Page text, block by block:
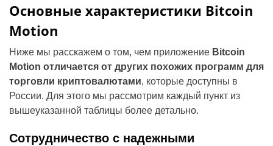
Основные характеристики Bitcoin
Motion
Ниже мы расскажем о том, чем приложение Bitcoin
Motion отличается от других похожих программ для
торговли криптовалютами, которые доступны в
России. Для этого мы рассмотрим каждый пункт из
вышеуказанной таблицы более детально.
Сотрудничество с надежными